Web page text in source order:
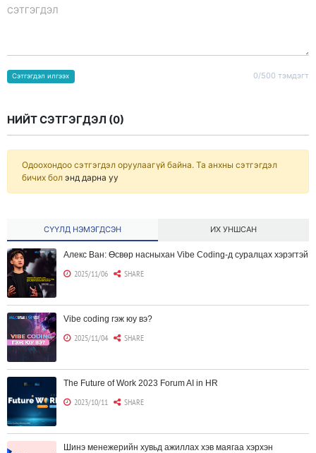
CЭТГЭГДЭЛ
0/500 тэмдэгт
Сэтгэгдэл илгээх
НИЙТ СЭТГЭГДЭЛ (0)
Одоохондоо сэтгэгдэл оруулаагүй байна. Та анхны сэтгэгдэл
бичих бол энд дарна уу
СҮҮЛД НЭМЭГДСЭН ИХ УНШСАН
Алекс Ван: Өсвөр насныхан Vibe Coding-д суралцах хэрэгтэй
2025/11/06 SHARE
Vibe coding гэж юу вэ?
2025/11/04 SHARE
The Future of Work 2023 Forum AI in HR
2023/10/11 SHARE
Шинэ менежерийн хувьд ажиллах хэв маягаа хэрхэн